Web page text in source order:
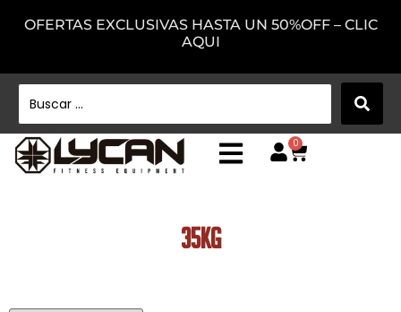
OFERTAS EXCLUSIVAS HASTA UN 50%OFF – CLIC
AQUI
0
35Kg